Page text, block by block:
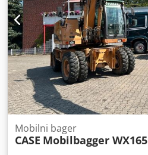
Mobilni bager
CASE Mobilbagger WX165